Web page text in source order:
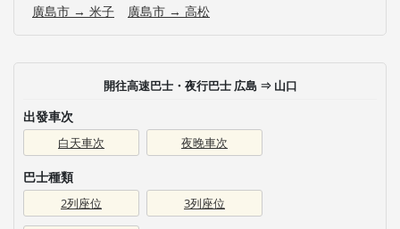
廣島市 → 米子 廣島市 → 高松
開往高速巴士・夜行巴士 広島 ⇒ 山口
出發車次
白天車次 夜晚車次
巴士種類
2列座位 3列座位